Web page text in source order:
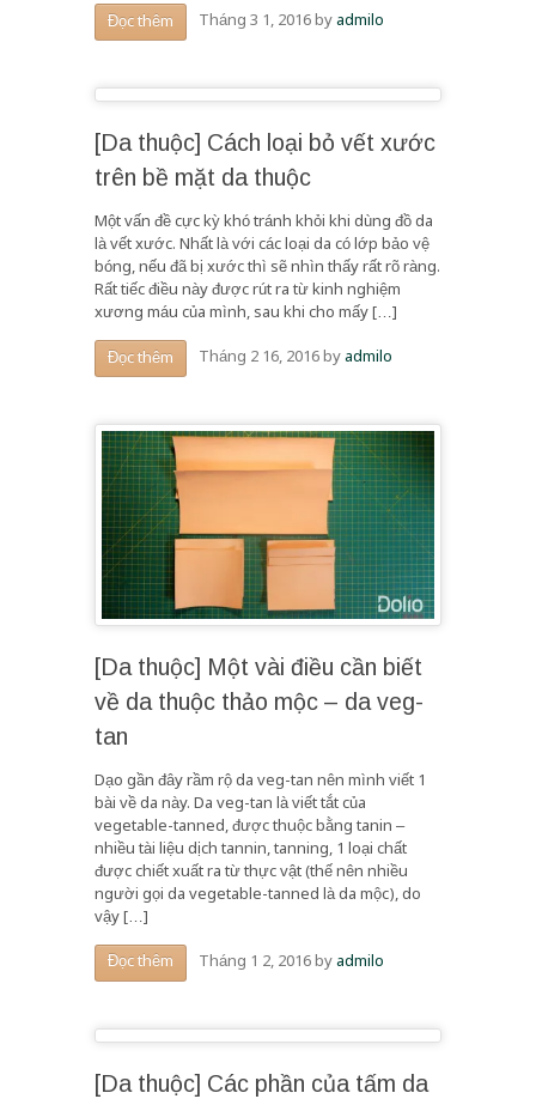
Đọc thêm Tháng 3 1, 2016byadmilo
[Da thuộc] Cách loại bỏ vết xước
trên bề mặt da thuộc
Một vấn đề cực kỳ khó tránh khỏi khi dùng đồ da
là vết xước. Nhất là với các loại da có lớp bảo vệ
bóng, nếu đã bị xước thì sẽ nhìn thấy rất rõ ràng.
Rất tiếc điều này được rút ra từ kinh nghiệm
xương máu của mình, sau khi cho mấy […]
Đọc thêm Tháng 2 16, 2016byadmilo
[Da thuộc] Một vài điều cần biết
về da thuộc thảo mộc – da veg-
tan
Dạo gần đây rầm rộ da veg-tan nên mình viết 1
bài về da này. Da veg-tan là viết tắt của
vegetable-tanned, được thuộc bằng tanin –
nhiều tài liệu dịch tannin, tanning, 1 loại chất
được chiết xuất ra từ thực vật (thế nên nhiều
người gọi da vegetable-tanned là da mộc), do
vậy […]
Đọc thêm Tháng 1 2, 2016byadmilo
[Da thuộc] Các phần của tấm da